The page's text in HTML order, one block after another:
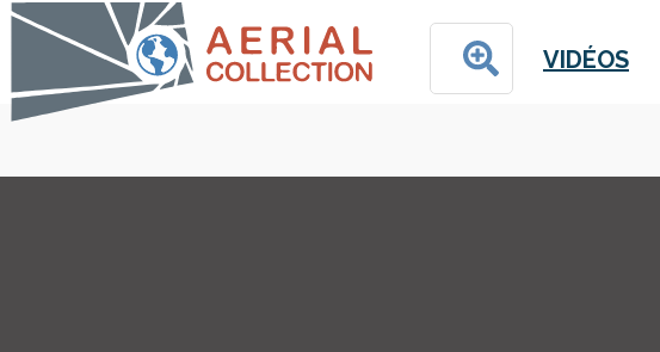
VIDÉOS